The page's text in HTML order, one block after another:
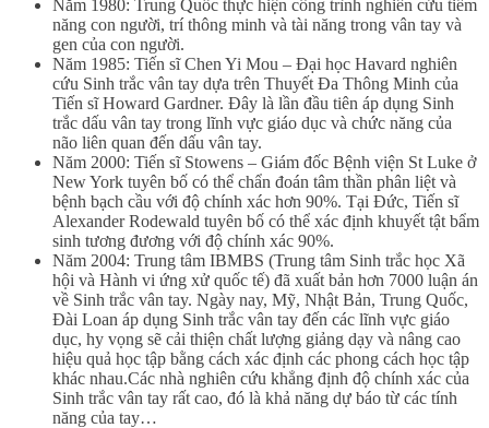
Năm 1980: Trung Quốc thực hiện công trình nghiên cứu tiềm
năng con người, trí thông minh và tài năng trong vân tay và
gen của con người.
Năm 1985: Tiến sĩ Chen Yi Mou – Đại học Havard nghiên
cứu Sinh trắc vân tay dựa trên Thuyết Đa Thông Minh của
Tiến sĩ Howard Gardner. Đây là lần đầu tiên áp dụng Sinh
trắc dấu vân tay trong lĩnh vực giáo dục và chức năng của
não liên quan đến dấu vân tay.
Năm 2000: Tiến sĩ Stowens – Giám đốc Bệnh viện St Luke ở
New York tuyên bố có thể chẩn đoán tâm thần phân liệt và
bệnh bạch cầu với độ chính xác hơn 90%. Tại Đức, Tiến sĩ
Alexander Rodewald tuyên bố có thể xác định khuyết tật bẩm
sinh tương đương với độ chính xác 90%.
Năm 2004: Trung tâm IBMBS (Trung tâm Sinh trắc học Xã
hội và Hành vi ứng xử quốc tế) đã xuất bản hơn 7000 luận án
về Sinh trắc vân tay. Ngày nay, Mỹ, Nhật Bản, Trung Quốc,
Đài Loan áp dụng Sinh trắc vân tay đến các lĩnh vực giáo
dục, hy vọng sẽ cải thiện chất lượng giảng dạy và nâng cao
hiệu quả học tập bằng cách xác định các phong cách học tập
khác nhau.Các nhà nghiên cứu khẳng định độ chính xác của
Sinh trắc vân tay rất cao, đó là khả năng dự báo từ các tính
năng của tay…